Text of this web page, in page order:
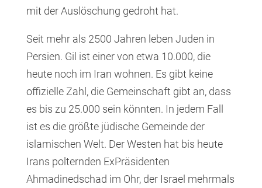
mit der Auslöschung gedroht hat.
Seit mehr als 2500 Jahren leben Juden in
Persien. Gil ist einer von etwa 10.000, die
heute noch im Iran wohnen. Es gibt keine
offizielle Zahl, die Gemeinschaft gibt an, dass
es bis zu 25.000 sein könnten. In jedem Fall
ist es die größte jüdische Gemeinde der
islamischen Welt. Der Westen hat bis heute
Irans polternden ExPräsidenten
Ahmadinedschad im Ohr, der Israel mehrmals